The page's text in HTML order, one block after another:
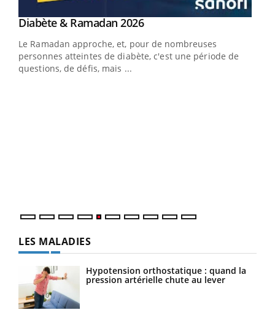
Youtube
Diabète & Ramadan 2026Youtube
Le Ramadan approche, et, pour de nombreuses
personnes atteintes de diabète, c'est une période de
questions, de défis, mais ...
LES MALADIES
Hypotension orthostatique : quand la
pression artérielle chute au lever